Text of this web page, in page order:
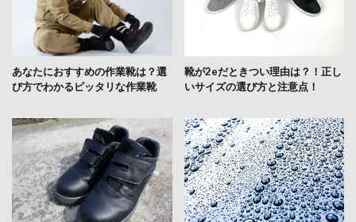
あなたにおすすめの作業靴は？選
び方でわかるピッタリな作業靴
靴が2eだときつい理由は？！正し
いサイズの選び方と注意点！